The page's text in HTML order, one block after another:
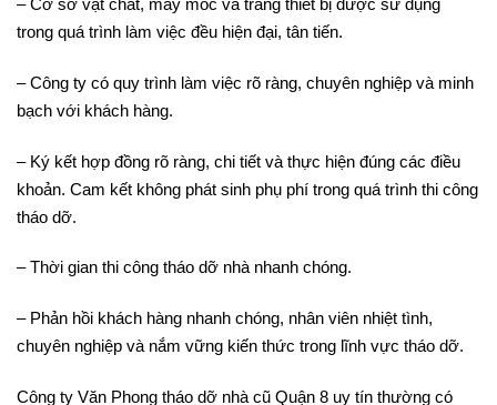
– Cơ sở vật chất, máy móc và trang thiết bị được sử dụng
trong quá trình làm việc đều hiện đại, tân tiến.
– Công ty có quy trình làm việc rõ ràng, chuyên nghiệp và minh
bạch với khách hàng.
– Ký kết hợp đồng rõ ràng, chi tiết và thực hiện đúng các điều
khoản. Cam kết không phát sinh phụ phí trong quá trình thi công
tháo dỡ.
– Thời gian thi công tháo dỡ nhà nhanh chóng.
– Phản hồi khách hàng nhanh chóng, nhân viên nhiệt tình,
chuyên nghiệp và nắm vững kiến thức trong lĩnh vực tháo dỡ.
Công ty Văn Phong tháo dỡ nhà cũ Quận 8 uy tín thường có